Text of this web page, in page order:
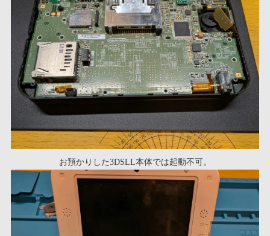
お預かりした3DSLL本体では起動不可。